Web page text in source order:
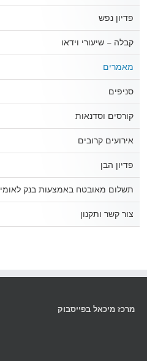
פדיון נפש
קבלה – שיעורי וידאו
מאמרים
סניפים
קורסים וסדנאות
אירועים קרובים
פדיון הבן
תשלום מאובטח באמצעות בנק לאומי
צור קשר ותקנון
מרכז מיכאל בפייסבוק